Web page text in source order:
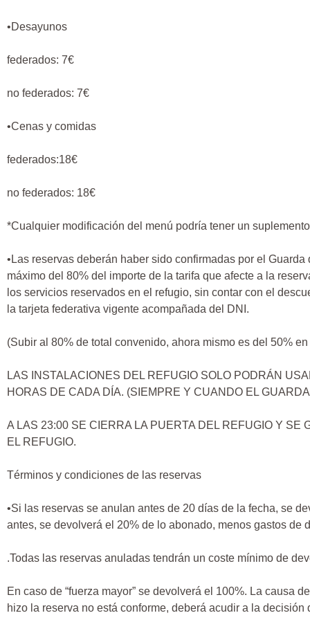
•Desayunos
federados: 7€
no federados: 7€
•Cenas y comidas
federados:18€
no federados: 18€
*Cualquier modificación del menú podría tener un
•Las reservas deberán haber sido confirmadas por el
máximo del 80% del importe de la tarifa que afecte a la
los servicios reservados en el refugio, sin contar con el
la tarjeta federativa vigente acompañada del DNI.
(Subir al 80% de total convenido, ahora mismo es del 50%
LAS INSTALACIONES DEL REFUGIO SOLO PODRÁN
HORAS DE CADA DÍA. (SIEMPRE Y CUANDO EL
A LAS 23:00 SE CIERRA LA PUERTA DEL REFUGIO Y
EL REFUGIO.
Términos y condiciones de las reservas
•Si las reservas se anulan antes de 20 días de la fecha, se
antes, se devolverá el 20% de lo abonado, menos gastos
.Todas las reservas anuladas tendrán un coste mínimo de
En caso de “fuerza mayor” se devolverá el 100%. La causa
hizo la reserva no está conforme, deberá acudir a la decisión